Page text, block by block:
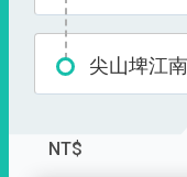
尖山埤江
NT$